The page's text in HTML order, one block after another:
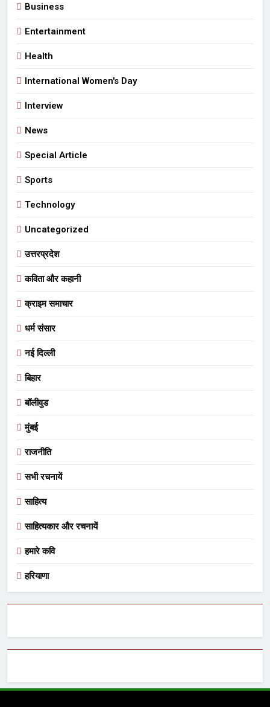
Business
Entertainment
Health
International Women's Day
Interview
News
Special Article
Sports
Technology
Uncategorized
उत्तरप्रदेश
कविता और कहानी
क्राइम समाचार
धर्म संसार
नई दिल्ली
बिहार
बॉलीवुड
मुंबई
राजनीति
सभी रचनायें
साहित्य
साहित्यकार और रचनायें
हमारे कवि
हरियाणा